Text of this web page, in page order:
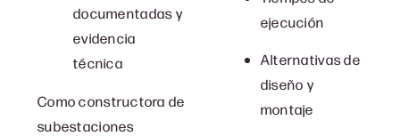
documentadas y
evidencia
técnica
Como constructora de
subestaciones
ejecución
Alternativas de
diseño y
montaje